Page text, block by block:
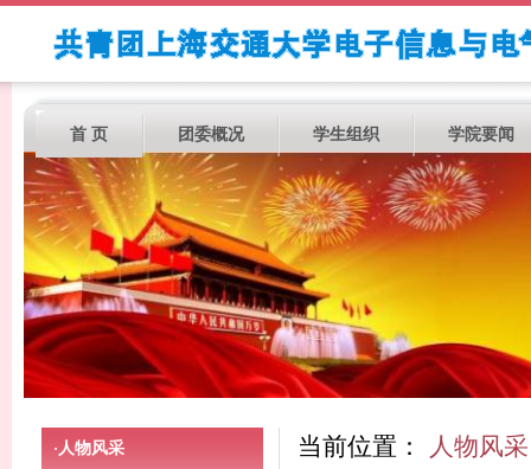
首 页 团委概况 学生组织 学院要闻
· 人物风采 当前位置： 人物风采